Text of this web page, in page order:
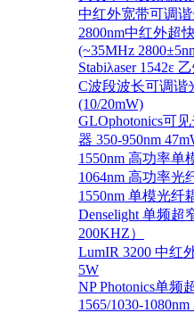
中红外宽带可调
2800nm中红外超
(~35MHz
Stabiλaser 1542ε
C波段波长可调谐
(10/20mW)
GLOphotonics可
器 350-950nm
1550nm 高功率单
1064nm 高功率光
1550nm 单模光纤
Denselight 单频超
200KHZ）
LumIR 3200 中红
5W
NP Photonics单频
1565/1030-